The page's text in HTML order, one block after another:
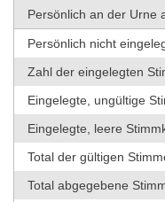
Persönlich an der Urne
Persönlich nicht
Zahl der eingelegten
Eingelegte, ungültige
Eingelegte, leere
Total der gültigen
Total abgegebene